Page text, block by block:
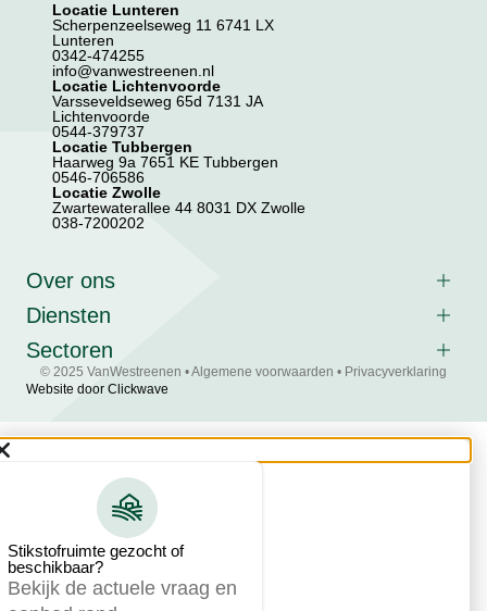
Locatie Lunteren
Scherpenzeelseweg 11 6741 LX
Lunteren
0342-474255
info@vanwestreenen.nl
Locatie Lichtenvoorde
Varsseveldseweg 65d 7131 JA
Lichtenvoorde
0544-379737
Locatie Tubbergen
Haarweg 9a 7651 KE Tubbergen
0546-706586
Locatie Zwolle
Zwartewaterallee 44 8031 DX Zwolle
038-7200202
Over ons
Diensten
Sectoren
Website door Clickwave
© 2025 VanWestreenen •Algemene voorwaarden • Privacyverklaring
Stikstofruimte gezocht of
beschikbaar?
Bekijk de actuele vraag en